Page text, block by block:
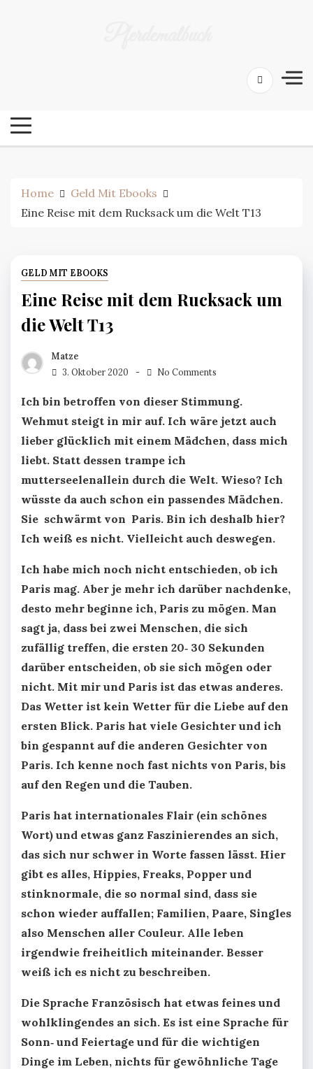
Home
Geld Mit Ebooks
Eine Reise mit dem Rucksack um die Welt T13
GELD MIT EBOOKS
Eine Reise mit dem Rucksack um
die Welt T13
Matze
3. Oktober 2020
No Comments
Ich bin betroffen von dieser Stimmung.
Wehmut steigt in mir auf. Ich wäre jetzt auch
lieber glücklich mit einem Mädchen, dass mich
liebt. Statt dessen trampe ich
mutterseelenallein durch die Welt. Wieso? Ich
wüsste da auch schon ein passendes Mädchen.
Sie schwärmt von Paris. Bin ich deshalb hier?
Ich weiß es nicht. Vielleicht auch deswegen.
Ich habe mich noch nicht entschieden, ob ich
Paris mag. Aber je mehr ich darüber nachdenke,
desto mehr beginne ich, Paris zu mögen. Man
sagt ja, dass bei zwei Menschen, die sich
zufällig treffen, die ersten 20‑ 30 Sekunden
darüber entscheiden, ob sie sich mögen oder
nicht. Mit mir und Paris ist das etwas anderes.
Das Wetter ist kein Wetter für die Liebe auf den
ersten Blick. Paris hat viele Gesichter und ich
bin gespannt auf die anderen Gesichter von
Paris. Ich kenne noch fast nichts von Paris, bis
auf den Regen und die Tauben.
Paris hat internationales Flair (ein schönes
Wort) und etwas ganz Faszinierendes an sich,
das sich nur schwer in Worte fassen lässt. Hier
gibt es alles, Hippies, Freaks, Popper und
stinknormale, die so normal sind, dass sie
schon wieder auffallen; Familien, Paare, Singles
also Menschen aller Couleur. Alle leben
irgendwie freiheitlich miteinander. Besser
weiß ich es nicht zu beschreiben.
Die Sprache Französisch hat etwas feines und
wohlklingendes an sich. Es ist eine Sprache für
Sonn‑ und Feiertage und für die wichtigen
Dinge im Leben, nichts für gewöhnliche Tage